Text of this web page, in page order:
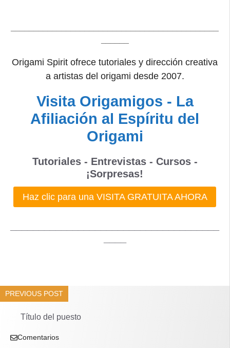
Origami Spirit ofrece tutoriales y dirección creativa
a artistas del origami desde 2007.
Visita Origamigos - La
Afiliación al Espíritu del
Origami
Tutoriales - Entrevistas - Cursos -
¡Sorpresas!
Haz clic para una VISITA GRATUITA AHORA
PREVIOUS POST
Título del puesto
Comentarios